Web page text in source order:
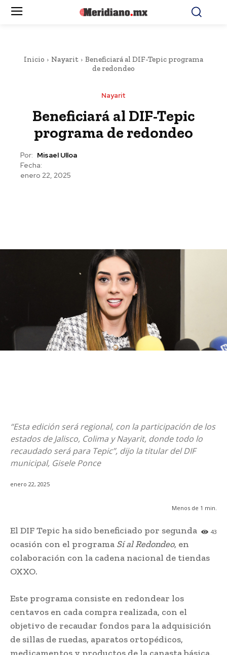
Inicio Nayarit
Beneficiará al DIF-Tepic programa
de redondeo
Nayarit
Beneficiará al DIF-Tepic
programa de redondeo
Por: Misael Ulloa
Fecha:
enero 22, 2025
“Esta edición será regional, con la participación de los
estados de Jalisco, Colima y Nayarit, donde todo lo
recaudado será para Tepic”, dijo la titular del DIF
municipal, Gisele Ponce
enero 22, 2025
Menos de 1 min.
43
El DIF Tepic ha sido beneficiado por segunda
ocasión con el programa Sí al Redondeo, en
colaboración con la cadena nacional de tiendas
OXXO.
Este programa consiste en redondear los
centavos en cada compra realizada, con el
objetivo de recaudar fondos para la adquisición
de sillas de ruedas, aparatos ortopédicos,